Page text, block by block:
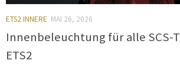
ETS2 INNERE MAI 26, 2026
Innenbeleuchtung für alle SCS-
ETS2